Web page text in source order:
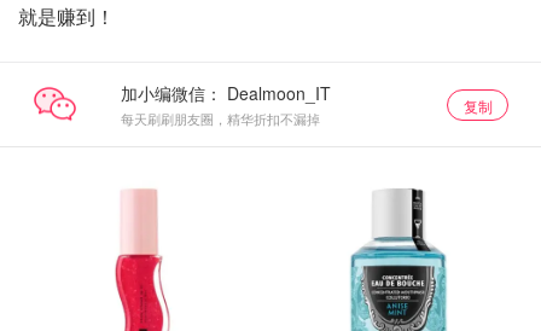
就是赚到！
加小编微信：
每天刷刷朋友圈，精华折扣不漏掉
复制